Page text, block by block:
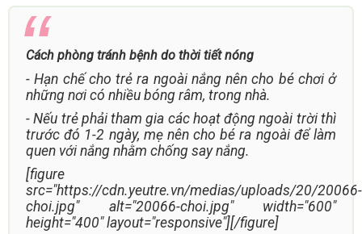
Cách phòng tránh bệnh do thời tiết nóng
- Hạn chế cho trẻ ra ngoài nắng nên cho bé chơi ở
những nơi có nhiều bóng râm, trong nhà.
- Nếu trẻ phải tham gia các hoạt động ngoài trời thì
trước đó 1-2 ngày, mẹ nên cho bé ra ngoài để làm
quen với nắng nhằm chống say nắng.
[figure
src="https://cdn.yeutre.vn/medias/uploads/20/20066-
choi.jpg" alt="20066-choi.jpg" width="600"
height="400" layout="responsive"][/figure]